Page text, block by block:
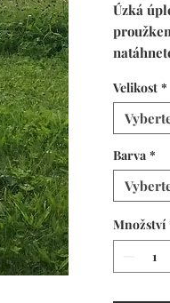
Úzká
tedy
vyšší
sukně
Vám
české
k
Velikost *
Barva *
Množství